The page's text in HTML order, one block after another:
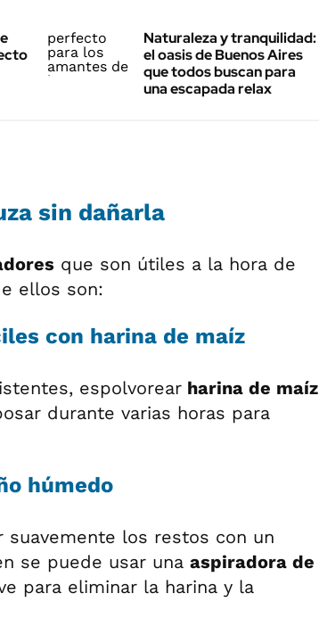
Naturaleza y tranquilidad:
el oasis de Buenos Aires
que todos buscan para
una escapada relax
sin dañarla
que son útiles a la hora de
ellos son:
con harina de maíz
espolvorear harina de maíz
durante varias horas para
húmedo
suavemente los restos con un
se puede usar una aspiradora de
para eliminar la harina y la